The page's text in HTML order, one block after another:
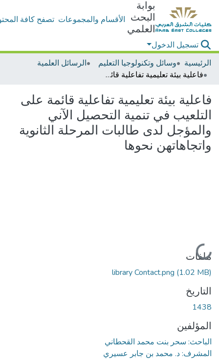
بوابة
البحث
العلمي
الأقسام والمجموعات تصفح كافة
تسجيل الدخول
الرئيسية
وسائل وتكنولوجيا التعليم
الرسائل العلمية
فاعلية بيئة تعليمية تفاعلية قائمة على التلعيب في تنمية التحصيل الآني والمؤجل لدى طالبات المرحلة الثانوية واتجاهاتهن نحوها
فاعلية بيئة تعليمية تفاعلية قائمة على
التلعيب في تنمية التحصيل الآني
والمؤجل لدى طالبات المرحلة الثانوية
واتجاهاتهن نحوها
جاري التحميل...
ملفات
library Contact.png (1.02 MB)
التاريخ
1438
المؤلفين
الباحث: سحر بنت محمد القحطاني
المشرف: د. محمد بن جابر عسيري